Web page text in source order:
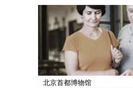
北京首都博物馆